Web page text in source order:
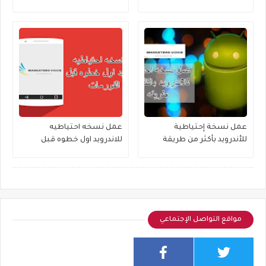
عمل نسخة إحتياطية
للأندرويد بأكثر من طريقة
عمل نسخه احتياطيه
للاندرويد اول خطوه قبل
مواقع التواصل الإجتماعي